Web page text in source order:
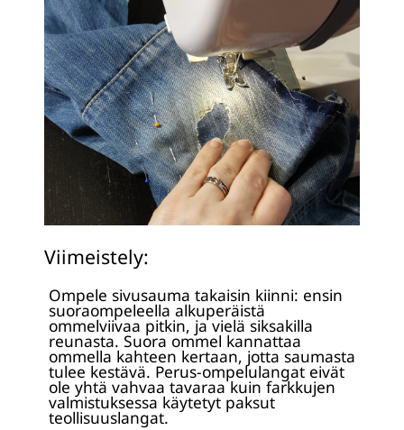
Viimeistely:
Ompele sivusauma takaisin kiinni: ensin
suoraompeleella alkuperäistä
ommelviivaa pitkin, ja vielä siksakilla
reunasta. Suora ommel kannattaa
ommella kahteen kertaan, jotta saumasta
tulee kestävä. Perus-ompelulangat eivät
ole yhtä vahvaa tavaraa kuin farkkujen
valmistuksessa käytetyt paksut
teollisuuslangat.